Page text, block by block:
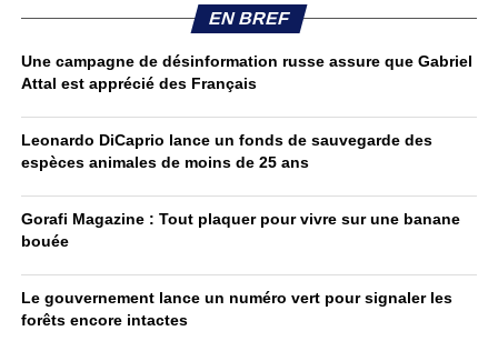
EN BREF
Une campagne de désinformation russe assure que Gabriel
Attal est apprécié des Français
Leonardo DiCaprio lance un fonds de sauvegarde des
espèces animales de moins de 25 ans
Gorafi Magazine : Tout plaquer pour vivre sur une banane
bouée
Le gouvernement lance un numéro vert pour signaler les
forêts encore intactes